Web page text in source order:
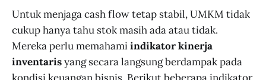
Untuk menjaga cash flow tetap stabil, UMKM tidak
cukup hanya tahu stok masih ada atau tidak.
Mereka perlu memahamiindikator kinerja
inventarisyang secara langsung berdampak pada